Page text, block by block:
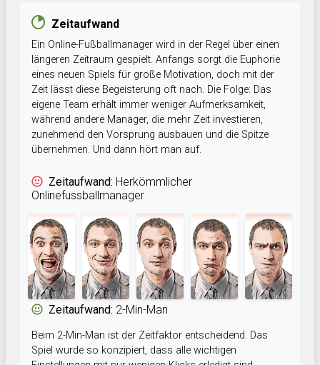
Zeitaufwand
Ein Online-Fußballmanager wird in der Regel über einen
längeren Zeitraum gespielt. Anfangs sorgt die Euphorie
eines neuen Spiels für große Motivation, doch mit der
Zeit lässt diese Begeisterung oft nach. Die Folge: Das
eigene Team erhält immer weniger Aufmerksamkeit,
während andere Manager, die mehr Zeit investieren,
zunehmend den Vorsprung ausbauen und die Spitze
übernehmen. Und dann hört man auf.
Zeitaufwand: Herkömmlicher
Onlinefussballmanager
Zeitaufwand: 2-Min-Man
Beim 2-Min-Man ist der Zeitfaktor entscheidend. Das
Spiel wurde so konzipiert, dass alle wichtigen